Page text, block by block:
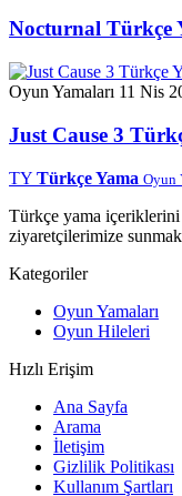
Nocturnal Türkçe
Oyun Yamaları 11 Nis
Just Cause 3
TY Türkçe Yama Oyun
Türkçe yama içeriklerini
ziyaretçilerimize
Kategoriler
Oyun Yamaları
Oyun Hileleri
Hızlı Erişim
Ana Sayfa
Arama
İletişim
Gizlilik Politikası
Kullanım Şartları